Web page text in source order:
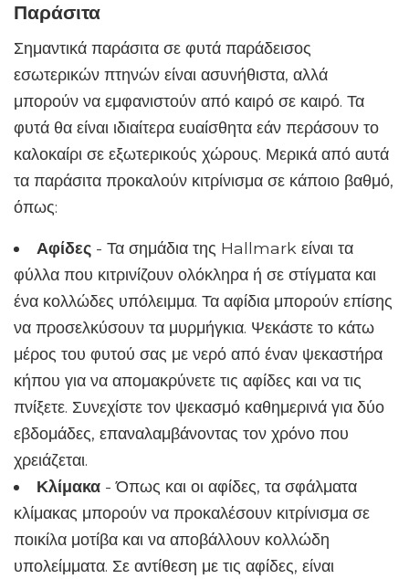
Παράσιτα
Σημαντικά παράσιτα σε φυτά παράδεισος
εσωτερικών πτηνών είναι ασυνήθιστα, αλλά
μπορούν να εμφανιστούν από καιρό σε καιρό. Τα
φυτά θα είναι ιδιαίτερα ευαίσθητα εάν περάσουν το
καλοκαίρι σε εξωτερικούς χώρους. Μερικά από αυτά
τα παράσιτα προκαλούν κιτρίνισμα σε κάποιο βαθμό,
όπως:
Αφίδες- Τα σημάδια της Hallmark είναι τα
φύλλα που κιτρινίζουν ολόκληρα ή σε στίγματα και
ένα κολλώδες υπόλειμμα. Τα αφίδια μπορούν επίσης
να προσελκύσουν τα μυρμήγκια. Ψεκάστε το κάτω
μέρος του φυτού σας με νερό από έναν ψεκαστήρα
κήπου για να απομακρύνετε τις αφίδες και να τις
πνίξετε. Συνεχίστε τον ψεκασμό καθημερινά για δύο
εβδομάδες, επαναλαμβάνοντας τον χρόνο που
χρειάζεται.
Κλίμακα- Όπως και οι αφίδες, τα σφάλματα
κλίμακας μπορούν να προκαλέσουν κιτρίνισμα σε
ποικίλα μοτίβα και να αποβάλλουν κολλώδη
υπολείμματα. Σε αντίθεση με τις αφίδες, είναι